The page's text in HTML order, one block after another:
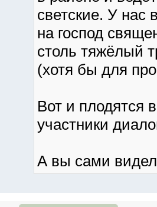
светские. У нас
на господ
столь тяжёлый
(хотя бы для
Вот и плодятся
участники
А вы сами